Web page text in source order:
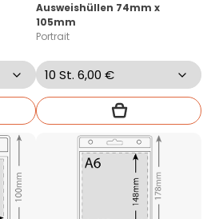
Ausweishüllen 74mm x
105mm
Portrait